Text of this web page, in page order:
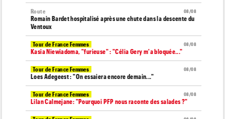
08/08
Route
Romain Bardet hospitalisé après une chute dans la descente du
Ventoux
08/08
Tour de France Femmes
Kasia Niewiadoma, "furieuse" : "Célia Gery m'a bloquée..."
08/08
Tour de France Femmes
Loes Adegeest : "On essaiera encore demain..."
08/08
Tour de France Femmes
Lilan Calmejane: "Pourquoi PFP nous raconte des salades ?"